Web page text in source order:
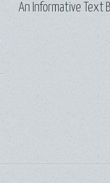
An Informative Text